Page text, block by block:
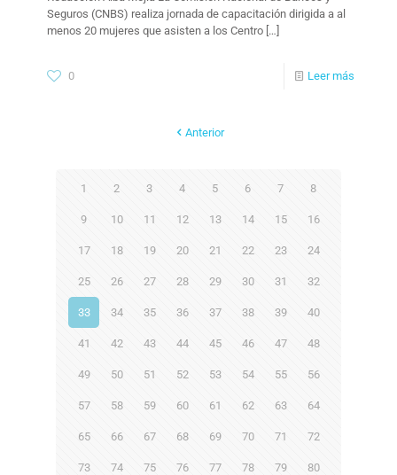
Seguros (CNBS) realiza jornada de capacitación dirigida a al
menos 20 mujeres que asisten a los Centro […]
0 Leer más
Anterior
1 2 3 4 5 6 7 8
9 10 11 12 13 14 15 16
17 18 19 20 21 22 23 24
25 26 27 28 29 30 31 32
33 34 35 36 37 38 39 40
41 42 43 44 45 46 47 48
49 50 51 52 53 54 55 56
57 58 59 60 61 62 63 64
65 66 67 68 69 70 71 72
73 74 75 76 77 78 79 80